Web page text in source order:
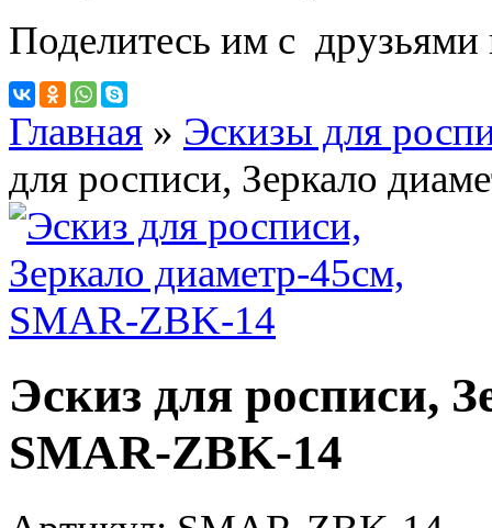
Поделитесь им с друзьями
Главная » Эскизы для
для росписи, Зеркало
Эскиз для росписи,
SMAR-ZBK-14